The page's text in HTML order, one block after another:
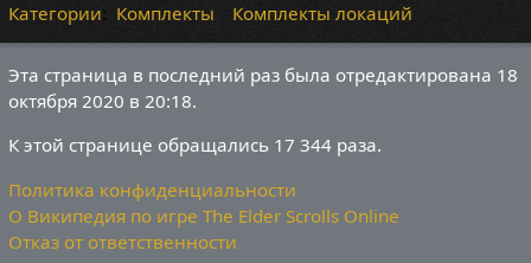
Категории: Комплекты Комплекты локаций
Эта страница в последний раз была отредактирована 18
октября 2020 в 20:18.
К этой странице обращались 17 344 раза.
Политика конфиденциальности
О Википедия по игре The Elder Scrolls Online
Отказ от ответственности